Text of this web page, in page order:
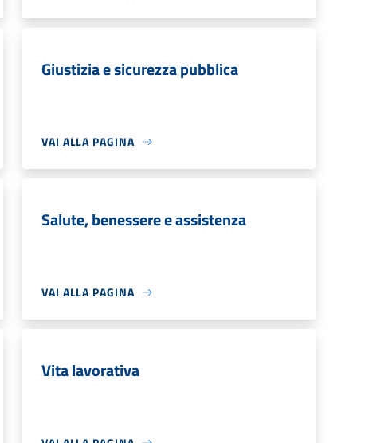
Giustizia e sicurezza pubblica
VAI ALLA PAGINA
Salute, benessere e assistenza
VAI ALLA PAGINA
Vita lavorativa